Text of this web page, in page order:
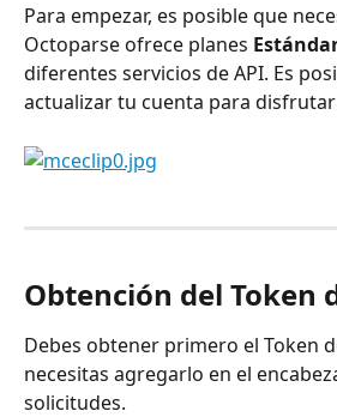
Para empezar, es posible que
Octoparse ofrece planes
diferentes servicios de API. Es
actualizar tu cuenta para disfrutar
Obtención del Token
Debes obtener primero el Token
necesitas agregarlo en el
solicitudes.